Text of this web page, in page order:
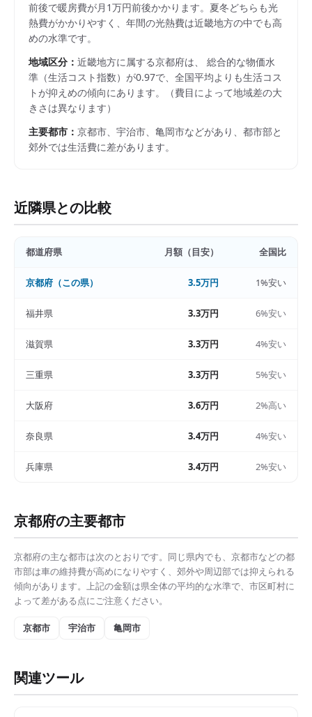
前後で暖房費が月1万円前後かかります。夏冬どちらも光
熱費がかかりやすく、年間の光熱費は近畿地方の中でも高
めの水準です。
地域区分： 近畿地方に属する京都府は、 総合的な物価水
準（生活コスト指数）が0.97で、 全国平均よりも生活コス
トが抑えめの傾向にあります。
（費目によって地域差の大
きさは異なります）
主要都市： 京都市、宇治市、亀岡市などがあり、都市部と
郊外では生活費に差があります。
近隣県との比較
都道府県 月額（目安） 全国比
京都府 （この県） 3.5万円 1%安い
福井県 3.3万円 6%安い
滋賀県 3.3万円 4%安い
三重県 3.3万円 5%安い
大阪府 3.6万円 2%高い
奈良県 3.4万円 4%安い
兵庫県 3.4万円 2%安い
京都府の主要都市
京都府の主な都市は次のとおりです。同じ県内でも、 京都市などの都
市部は車の維持費が高めになりやすく、郊外や周辺部では抑えられる
傾向があります。上記の金額は県全体の平均的な水準で、市区町村に
よって差がある点にご注意ください。
京都市 宇治市 亀岡市
関連ツール